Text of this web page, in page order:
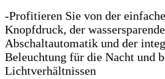
-Profitieren Sie von der
Knopfdruck, der
Abschaltautomatik und der
Beleuchtung für die Nacht und
Lichtverhältnissen